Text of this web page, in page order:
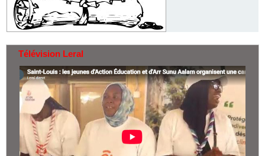
Télévision Leral